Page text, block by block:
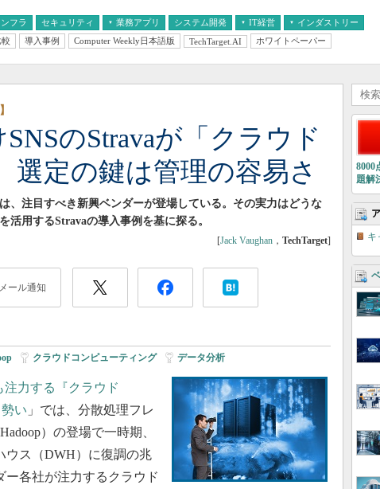
フラ セキュリティ 業務アプリ
イズAI
ム
システム開発 IT経営
経営とIT
インダストリー
医療IT
導入事例 Computer Weekly日本語版 TechTarget.AI ホワイトペーパー
のStravaが「クラウド
定の鍵は管理の容易さ
、注目すべき新興ベンダーが登場している。その実力はどうな
活用するStravaの導入事例を基に探る。
[Jack Vaughan ， TechTarget]
メール通知
クラウドコンピューティング| データ分析
注力する『クラウド
い 」では、分散処理フレ
）の登場で一時期、
ウス（DWH）に復調の兆
ー各社が注力するクラウド
8000
題解
キ